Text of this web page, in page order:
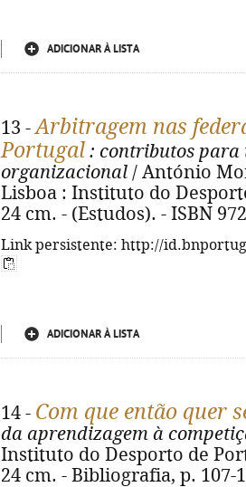
ADICIONAR À LISTA
13 -Arbitragem nas
Portugal : contributos
organizacional / António
Lisboa : Instituto do
24 cm. - (Estudos). - ISBN
Link persistente: http://
ADICIONAR À LISTA
14 - Com que então quer
da aprendizagem à
Instituto do Desporto de
24 cm. - Bibliografia, p. 107-